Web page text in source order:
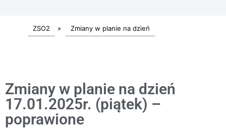
ZSO2 » Zmiany w planie na dzień
Zmiany w planie na dzień
17.01.2025r. (piątek) –
poprawione